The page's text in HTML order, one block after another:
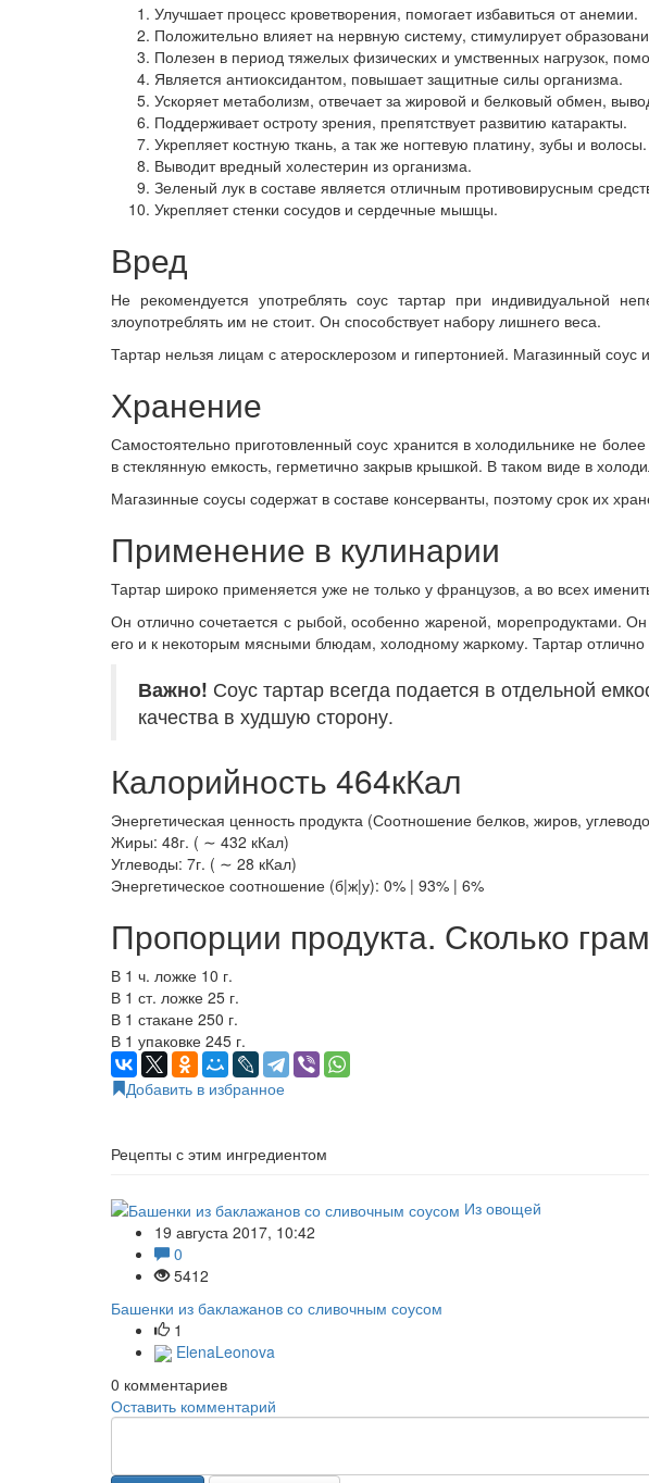
Улучшает процесс кроветворения, помогает избавиться от анемии.
Положительно влияет на нервную систему, стимулирует
Полезен в период тяжелых физических и умственных нагрузок,
Является антиоксидантом, повышает защитные силы организма.
Ускоряет метаболизм, отвечает за жировой и белковый обмен,
Поддерживает остроту зрения, препятствует развитию катаракты.
Укрепляет костную ткань, а так же ногтевую платину, зубы и волосы.
Выводит вредный холестерин из организма.
Зеленый лук в составе является отличным противовирусным
Укрепляет стенки сосудов и сердечные мышцы.
Вред
Не рекомендуется употреблять соус тартар при индивидуальной
злоупотреблять им не стоит. Он способствует набору лишнего веса.
Тартар нельзя лицам с атеросклерозом и гипертонией. Магазинный
Хранение
Самостоятельно приготовленный соус хранится в холодильнике не
в стеклянную емкость, герметично закрыв крышкой. В таком виде в
Магазинные соусы содержат в составе консерванты, поэтому срок их
Применение в кулинарии
Тартар широко применяется уже не только у французов, а во всех
Он отлично сочетается с рыбой, особенно жареной, морепродуктами.
его и к некоторым мясными блюдам, холодному жаркому. Тартар
Важно! Соус тартар всегда подается в отдельной
качества в худшую сторону.
Калорийность 464кКал
Энергетическая ценность продукта (Соотношение белков, жиров,
Жиры: 48г. ( ∼ 432 кКал)
Углеводы: 7г. ( ∼ 28 кКал)
Энергетическое соотношение (б|ж|у): 0% | 93% | 6%
Пропорции продукта. Сколько
В 1 ч. ложке 10 г.
В 1 ст. ложке 25 г.
В 1 стакане 250 г.
В 1 упаковке 245 г.
Добавить в избранное
Рецепты с этим ингредиентом
Из овощей
19 августа 2017, 10:42
0
5412
Башенки из баклажанов со сливочным соусом
1
ElenaLeonova
0 комментариев
Оставить комментарий